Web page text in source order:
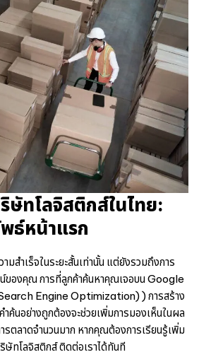
ษัทโลจิสติกส์ในไทย:
ธ์หน้าแรก
มสำเร็จในระยะสั้นเท่านั้น แต่ยังรวมถึงการ
น์ของคุณ การที่ลูกค้าค้นหาคุณเจอบน Google
Engine Optimization) ) การสร้าง
ค้นอย่างถูกต้องจะช่วยเพิ่มการมองเห็นในผล
รตลาดจำนวนมาก หากคุณต้องการเรียนรู้เพิ่ม
ษัทโลจิสติกส์ ติดต่อเราได้ทันที